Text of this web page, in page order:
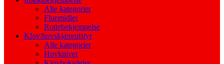
Alle kategorier
Fluemidler
Rottebekjempelse
Klov/hovskjæreutstyr
Alle kategorier
Hovkniver